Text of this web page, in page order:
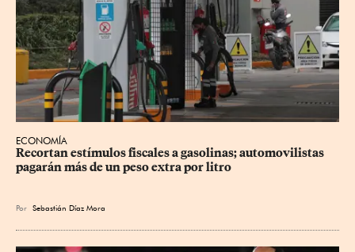
ECONOMÍA
Recortan estímulos fiscales a gasolinas; automovilistas
pagarán más de un peso extra por litro
Por Sebastián Díaz Mora